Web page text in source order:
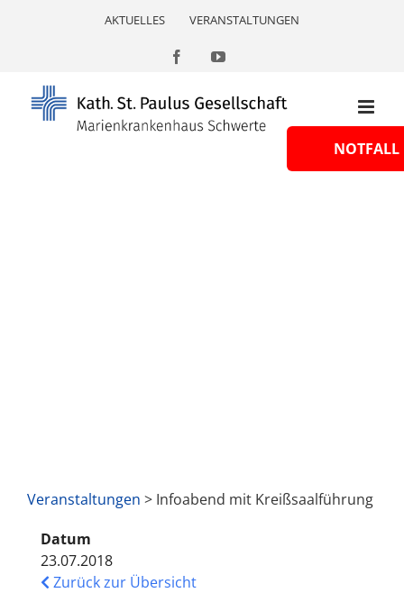
AKTUELLES VERANSTALTUNGEN
FacebookYouTube
Veranstaltungen > Infoabend mit Kreißsaalführung
Datum
23.07.2018
Zurück zur Übersicht
NOTFALL